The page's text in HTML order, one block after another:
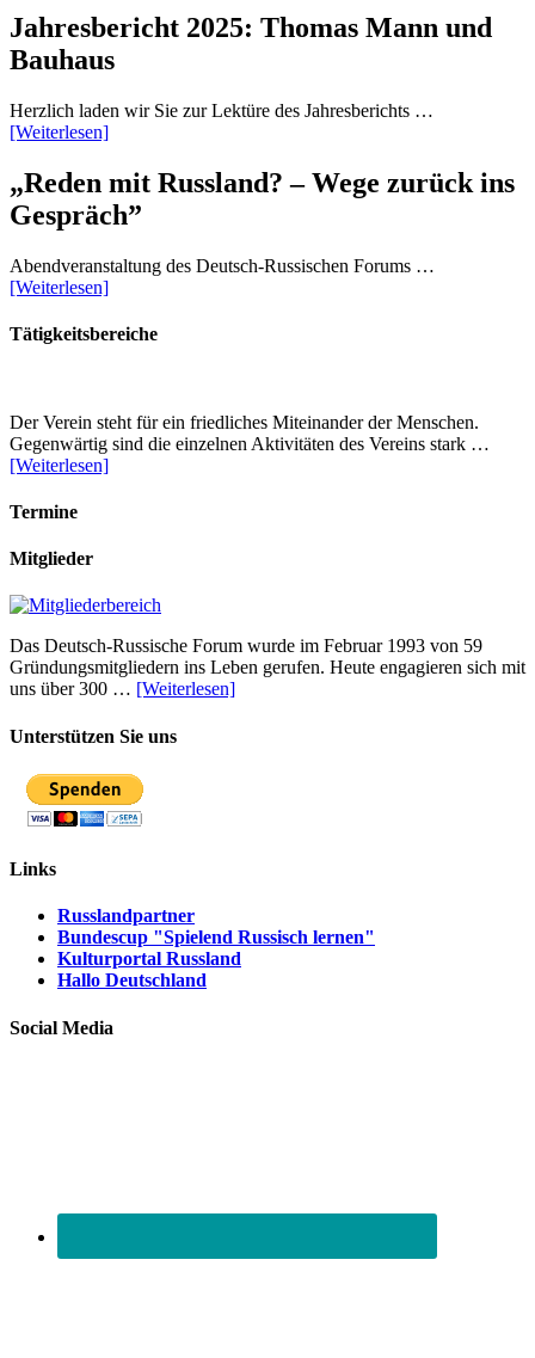
Jahresbericht 2025: Thomas Mann und
Bauhaus
Herzlich laden wir Sie zur Lektüre des Jahresberichts …
[Weiterlesen]
„Reden mit Russland? – Wege zurück ins
Gespräch”
Abendveranstaltung des Deutsch-Russischen Forums …
[Weiterlesen]
Tätigkeitsbereiche
Der Verein steht für ein friedliches Miteinander der Menschen.
Gegenwärtig sind die einzelnen Aktivitäten des Vereins stark …
[Weiterlesen]
Termine
Mitglieder
Das Deutsch-Russische Forum wurde im Februar 1993 von 59
Gründungsmitgliedern ins Leben gerufen. Heute engagieren sich mit
uns über 300 … [Weiterlesen]
Unterstützen Sie uns
Links
Russlandpartner
Bundescup "Spielend Russisch lernen"
Kulturportal Russland
Hallo Deutschland
Social Media